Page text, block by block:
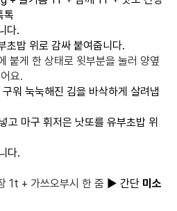
톡
다.
초밥 위로 감싸 붙여줍니다.
붙게 한 상태로 윗부분을 눌러 양옆
요.
워 눅눅해진 김을 바삭하게 살려냅
고 마구 휘저은 낫또를 유부초밥 위
다.
1t + 가쓰오부시 한 줌 ▶️ 간단 미소